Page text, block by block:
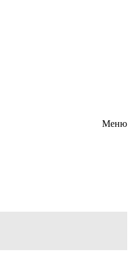
Меню